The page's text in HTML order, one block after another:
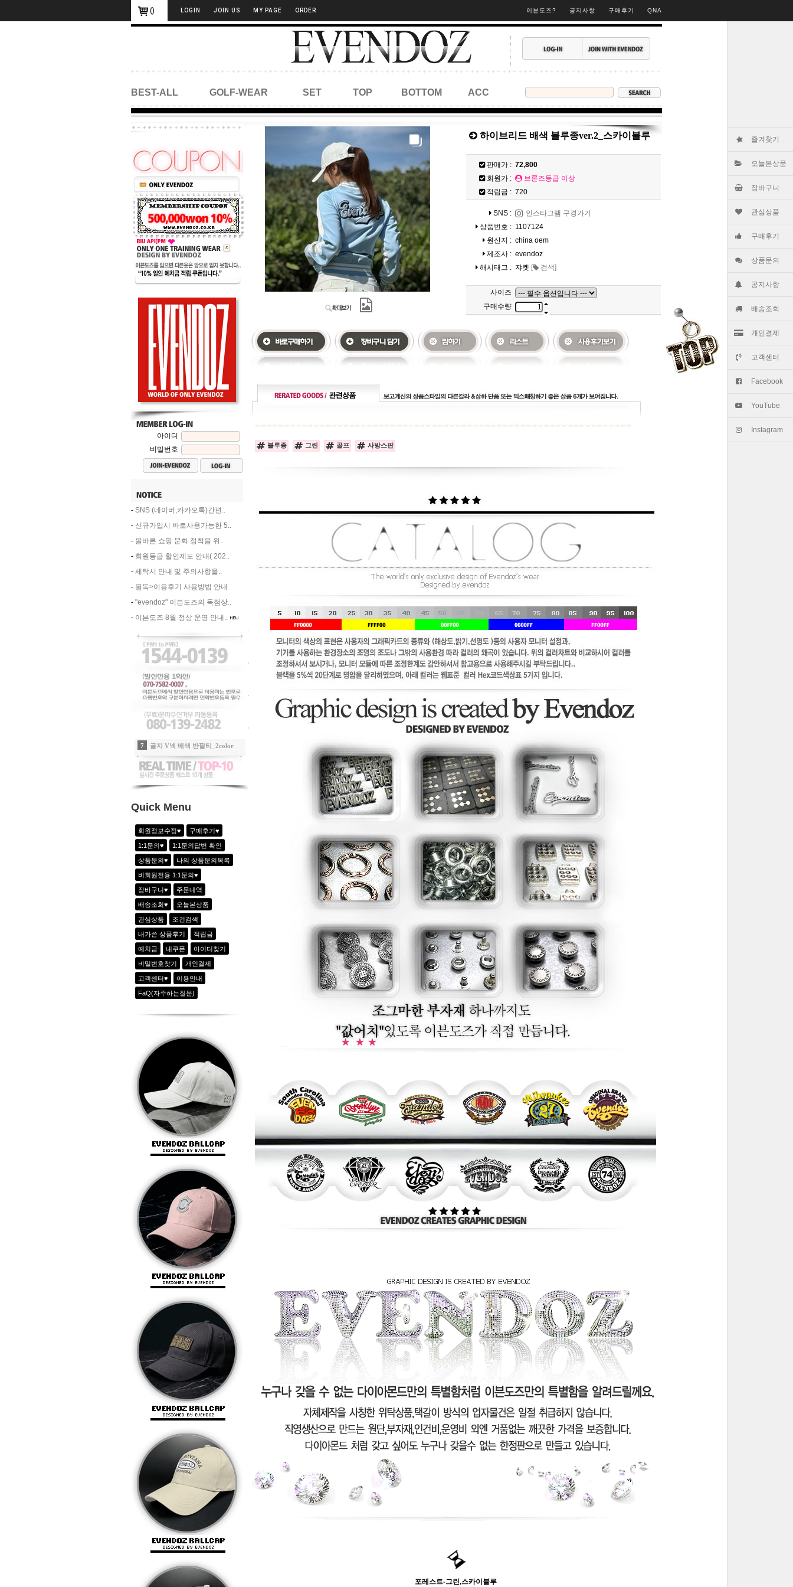
즐겨찾기
오늘본상품
장바구니
관심상품
구매후기
상품문의
공지사항
배송조회
개인결제
고객센터
Facebook
YouTube
Instagram
() LOGIN JOIN US MY PAGE ORDER 이븐도즈? 공지사항 구매후기 QNA
BEST-ALL GOLF-WEAR SET TOP BOTTOM ACC
아이디
비밀번호
- SNS (네이버,카카오톡)간편..
- 신규가입시 바로사용가능한 5..
- 올바른 쇼핑 문화 정착을 위..
- 회원등급 할인제도 안내( 202..
- 세탁시 안내 및 주의사항을..
- 필독>이용후기 사용방법 안내
- "evendoz" 이븐도즈의 독점상..
- 이븐도즈 8월 정상 운영 안내..
9 비비드 윙클플리츠 sk _핑크(신상할인)
10 이지 컴포트핏 셋업_오트밀그레이
1 쿨링 아노락 아웃포켓팬츠_샤인그레이
2 하이웨이스트8부 조거팬츠_2color
3 투웨이 자수포인트 라운드T_2color
4 그래피티 힙스터 Tee_2color
5 (new)Evendoz 시그니쳐 자수캡_핑크/메탈릭실버
6 자수포인트 라운드티_2color
7 골지 V넥 배색 반팔티_2color
Quick Menu
회원정보수정♥ 구매후기♥
1:1문의♥ 1:1문의답변 확인
상품문의♥ 나의 상품문의목록
비회원전용 1:1문의♥
장바구니♥ 주문내역
배송조회♥ 오늘본상품
관심상품 조건검색
내가쓴 상품후기 적립금
예치금 내쿠폰 아이디찾기
비밀번호찾기 개인결제
고객센터♥ 이용안내
FaQ(자주하는질문)
하이브리드 배색 블루종ver.2_스카이블루
판매가 : 72,800
회원가 :
브론즈등급 이상
적립금 : 720
SNS :
인스타그램 구경가기
상품번호 : 1107124
원산지 : china oem
제조사 : evendoz
해시태그 : 쟈켓 [ 검색]
사이즈
구매수량
블루종 그린 골프 사방스판
포레스트-그린,스카이블루